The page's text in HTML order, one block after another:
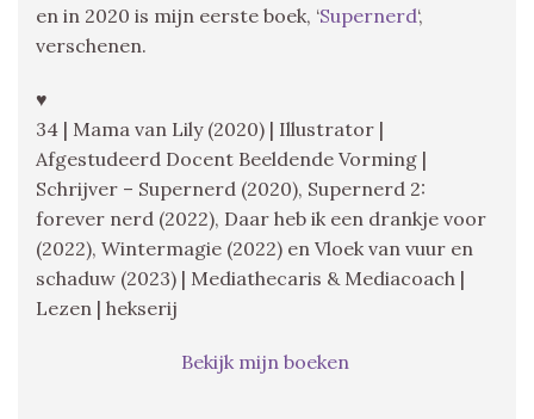
en in 2020 is mijn eerste boek, ‘Supernerd‘,
verschenen.
♥
34 | Mama van Lily (2020) | Illustrator |
Afgestudeerd Docent Beeldende Vorming |
Schrijver – Supernerd (2020), Supernerd 2:
forever nerd (2022), Daar heb ik een drankje voor
(2022), Wintermagie (2022) en Vloek van vuur en
schaduw (2023) | Mediathecaris & Mediacoach |
Lezen | hekserij
Bekijk mijn boeken